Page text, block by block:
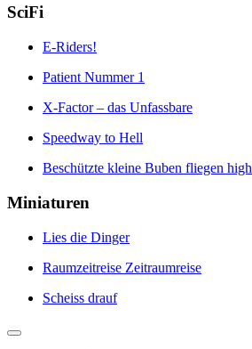
SciFi
E-Riders!
Patient Nummer 1
X-Factor – das Unfassbare
Speedway to Hell
Beschützte kleine Buben fliegen high
Miniaturen
Lies die Dinger
Raumzeitreise Zeitraumreise
Scheiss drauf